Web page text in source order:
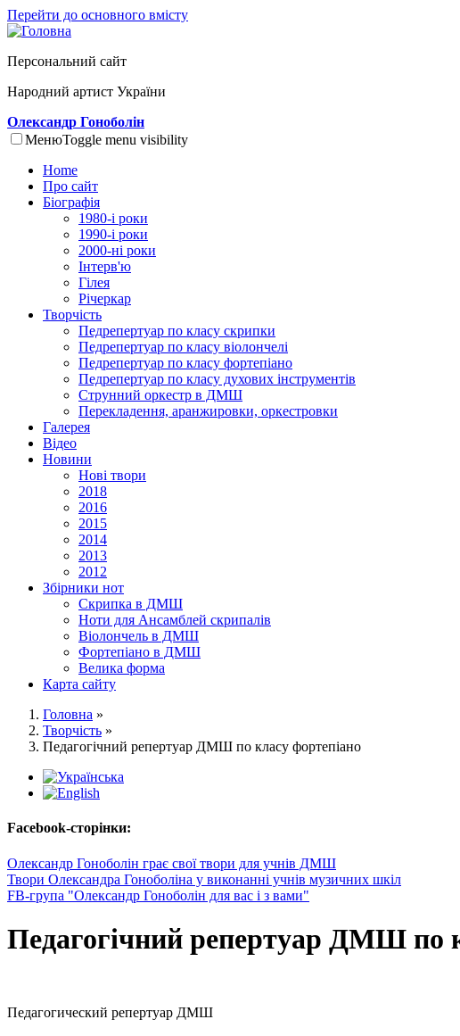
Перейти до основного вмісту
Персональний сайт
Народний артист України
Олександр Гоноболін
МенюToggle menu visibility
Home
Про сайт
Біографія
1980-і роки
1990-і роки
2000-ні роки
Інтерв'ю
Гілея
Річеркар
Творчість
Педрепертуар по класу скрипки
Педрепертуар по класу віолончелі
Педрепертуар по класу фортепіано
Педрепертуар по класу духових інструментів
Струнний оркестр в ДМШ
Перекладення, аранжировки, оркестровки
Галерея
Відео
Новини
Нові твори
2018
2016
2015
2014
2013
2012
Збірники нот
Скрипка в ДМШ
Ноти для Ансамблей скрипалів
Віолончель в ДМШ
Фортепіано в ДМШ
Велика форма
Карта сайту
Головна »
Творчість »
Педагогічний репертуар ДМШ по класу фортепіано
Facebook-сторінки:
Олександр Гоноболін грає свої твори для учнів ДМШ
Твори Олександра Гоноболіна у виконанні учнів музичних шкіл
FB-група "Олександр Гоноболін для вас і з вами"
Педагогічний репертуар ДМШ по
Педагогический репертуар ДМШ